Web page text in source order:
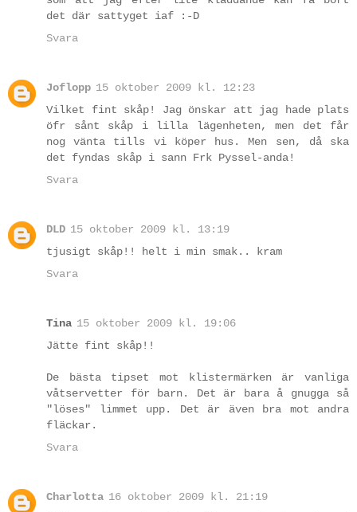
det där sattyget iaf :-D
Svara
Joflopp 15 oktober 2009 kl. 12:23
Vilket fint skåp! Jag önskar att jag hade plats
öfr sånt skåp i lilla lägenheten, men det får
nog vänta tills vi köper hus. Men sen, då ska
det fyndas skåp i sann Frk Pyssel-anda!
Svara
DLD 15 oktober 2009 kl. 13:19
tjusigt skåp!! helt i min smak.. kram
Svara
Tina 15 oktober 2009 kl. 19:06
Jätte fint skåp!!
De bästa tipset mot klistermärken är vanliga
våtservetter för barn. Det är bara å gnugga så
"löses" limmet upp. Det är även bra mot andra
fläckar.
Svara
Charlotta 16 oktober 2009 kl. 21:19